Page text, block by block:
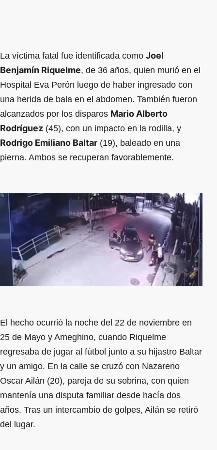
La víctima fatal fue identificada como Joel
Benjamín Riquelme, de 36 años, quien murió en el
Hospital Eva Perón luego de haber ingresado con
una herida de bala en el abdomen. También fueron
alcanzados por los disparos Mario Alberto
Rodríguez (45), con un impacto en la rodilla, y
Rodrigo Emiliano Baltar (19), baleado en una
pierna. Ambos se recuperan favorablemente.
El hecho ocurrió la noche del 22 de noviembre en
25 de Mayo y Ameghino, cuando Riquelme
regresaba de jugar al fútbol junto a su hijastro Baltar
y un amigo. En la calle se cruzó con Nazareno
Oscar Ailán (20), pareja de su sobrina, con quien
mantenía una disputa familiar desde hacía dos
años. Tras un intercambio de golpes, Ailán se retiró
del lugar.